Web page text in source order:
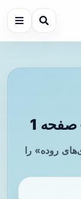
1
روده» را